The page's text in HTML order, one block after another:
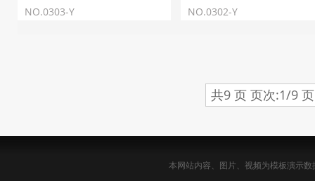
站模板
NO.0303-Y
板
NO.0302-Y
共9 页 页次:1/9 页
本网站内容、图片、视频为模板演示